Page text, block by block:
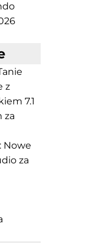
z
7.1
za
Nowe
za